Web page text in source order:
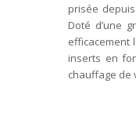
prisée
Doté d’une
efficacement
inserts en
chauffage de